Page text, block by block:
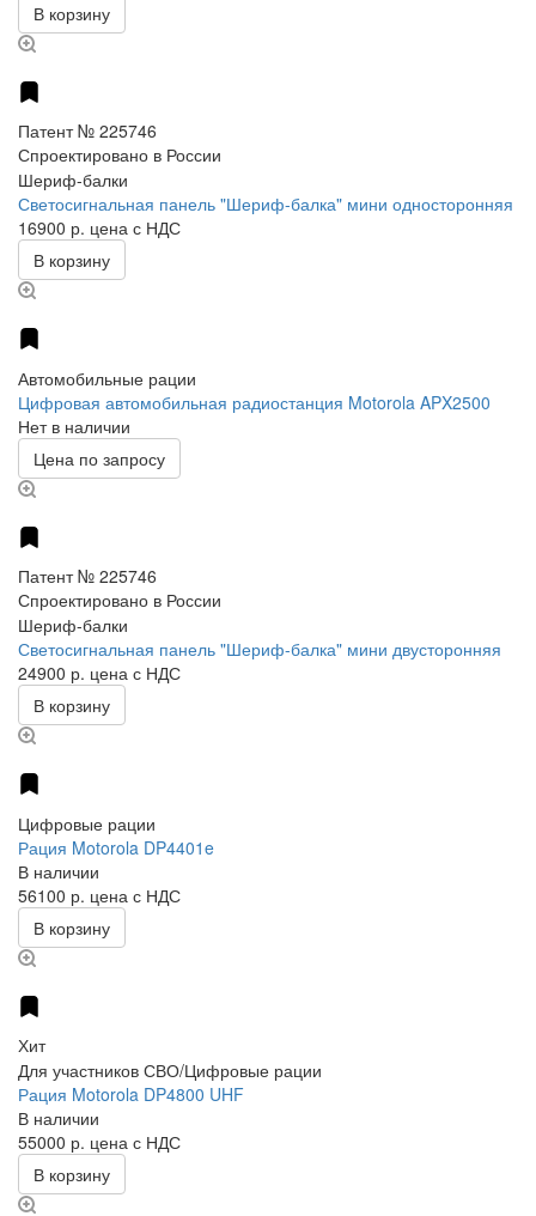
В корзину
Патент № 225746
Спроектировано в России
Шериф-балки
Светосигнальная панель "Шериф-балка" мини односторонняя
16900 р. цена с НДС
В корзину
Автомобильные рации
Цифровая автомобильная радиостанция Motorola APX2500
Нет в наличии
Цена по запросу
Патент № 225746
Спроектировано в России
Шериф-балки
Светосигнальная панель "Шериф-балка" мини двусторонняя
24900 р. цена с НДС
В корзину
Цифровые рации
Рация Motorola DP4401e
В наличии
56100 р. цена с НДС
В корзину
Хит
Для участников СВО/Цифровые рации
Рация Motorola DP4800 UHF
В наличии
55000 р. цена с НДС
В корзину